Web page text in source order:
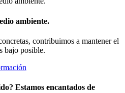
ambiente.
contribuimos a mantener el
bajo posible.
Estamos encantados de